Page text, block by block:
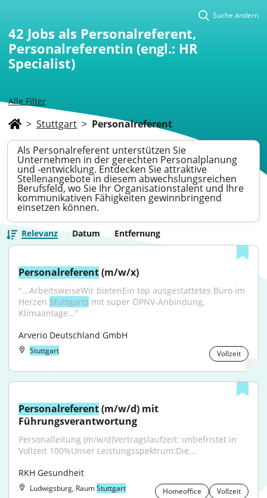
Alle Filter
Suche ändern
42 Jobs als Personalreferent,
Personalreferentin (engl.: HR
Specialist)
> Stuttgart > Personalreferent
Als Personalreferent unterstützen Sie
Unternehmen in der gerechten Personalplanung
und -entwicklung. Entdecken Sie attraktive
Stellenangebote in diesem abwechslungsreichen
Berufsfeld, wo Sie Ihr Organisationstalent und Ihre
kommunikativen Fähigkeiten gewinnbringend
einsetzen können.
Relevanz Datum Entfernung
Personalreferent (m/w/x)
"...ArbeitsweiseWir bietenEin top ausgestattetes Büro im
Herzen Stuttgarts mit super ÖPNV-Anbindung,
Klimaanlage..."
Arverio Deutschland GmbH
Stuttgart Vollzeit
Personalreferent (m/w/d) mit
Führungsverantwortung
Personalleitung (m/w/d)Vertragslaufzeit: unbefristet in
Vollzeit 100%Unser Leistungsspektrum:Die...
RKH Gesundheit
Ludwigsburg, RaumStuttgart Homeoffice
Vollzeit